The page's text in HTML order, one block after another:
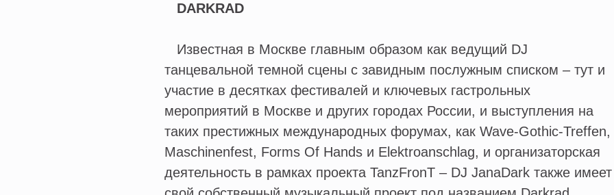
DARKRAD
Известная в Москве главным образом как ведущий DJ
танцевальной темной сцены с завидным послужным списком – тут и
участие в десятках фестивалей и ключевых гастрольных
мероприятий в Москве и других городах России, и выступления на
таких престижных международных форумах, как Wave-Gothic-Treffen,
Maschinenfest, Forms Of Hands и Elektroanschlag, и организаторская
деятельность в рамках проекта TanzFronT – DJ JanaDark также имеет